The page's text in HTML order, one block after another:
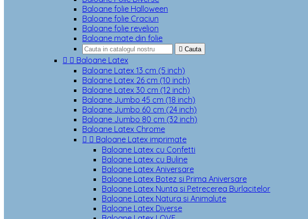
Baloane folie Halloween
Baloane folie Craciun
Baloane folie revelion
Baloane mate din folie
 Cauta
  Baloane Latex
Baloane Latex 13 cm (5 inch)
Baloane Latex 26 cm (10 inch)
Baloane Latex 30 cm (12 inch)
Baloane Jumbo 45 cm (18 inch)
Baloane Jumbo 60 cm (24 inch)
Baloane Jumbo 80 cm (32 inch)
Baloane Latex Chrome
  Baloane Latex imprimate
Baloane Latex cu Confetti
Baloane Latex cu Buline
Baloane Latex Aniversare
Baloane Latex Botez si Prima Aniversare
Baloane Latex Nunta si Petrecerea Burlacitelor
Baloane Latex Natura si Animalute
Baloane Latex Diverse